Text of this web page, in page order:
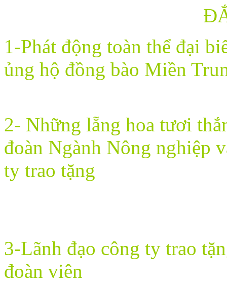
1-Phát động toàn thể đại
ủng hộ đồng bào Miền
2- Những lẵng hoa tươi
đoàn Ngành Nông nghiệp
ty trao tặng
3-Lãnh đạo công ty trao
đoàn viên